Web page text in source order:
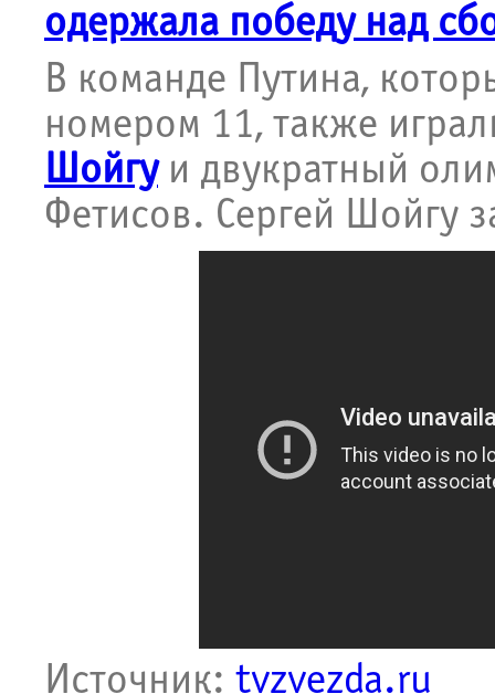
одержала победу над
В команде Путина,
номером 11, также
Шойгуи двукратный
Фетисов. Сергей Шойгу
Источник: tvzvezda.ru